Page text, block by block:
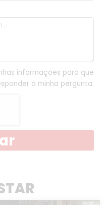
informações para que
à minha pergunta.